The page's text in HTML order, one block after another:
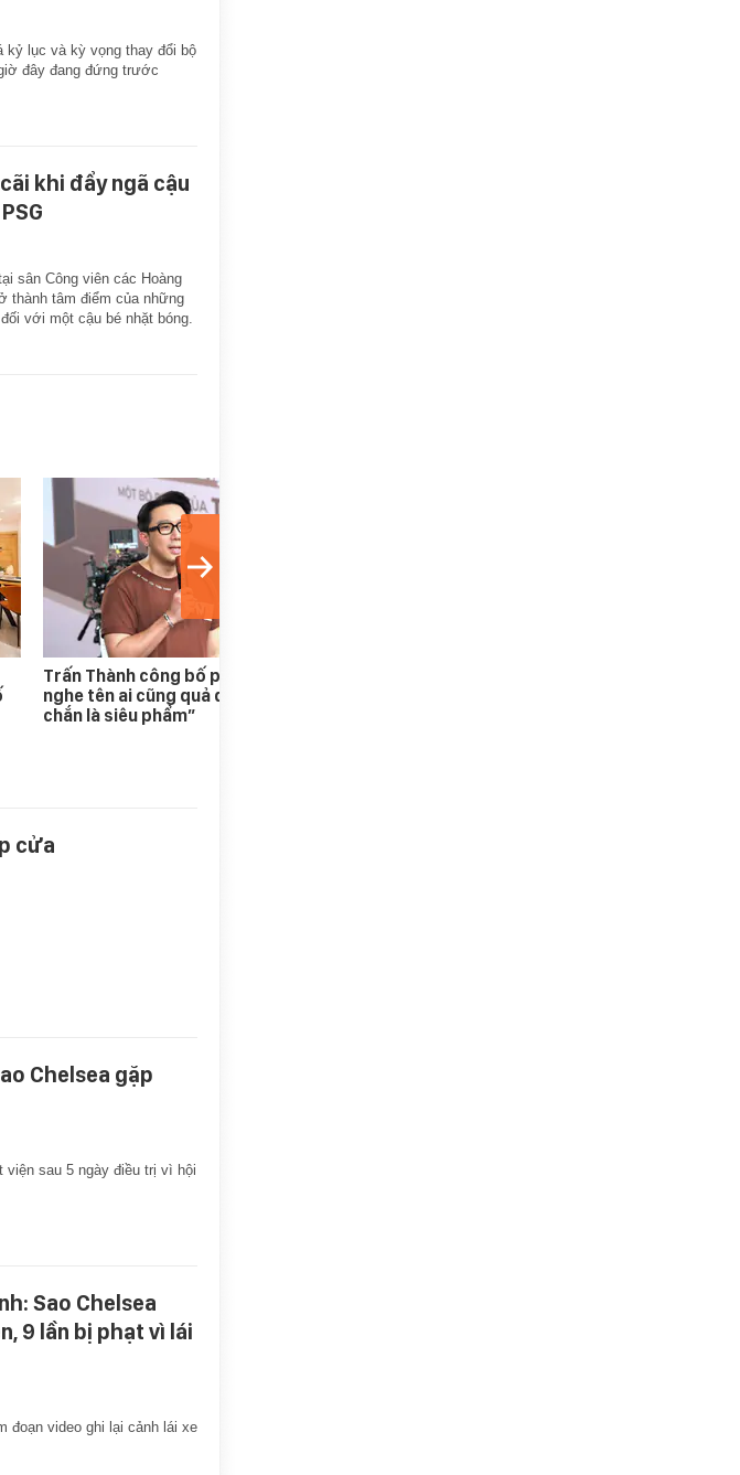
kỷ lục và kỳ vọng thay đổi bộ
đây đang đứng trước
khi đẩy ngã cậu
sân Công viên các Hoàng
thành tâm điểm của những
với một cậu bé nhặt bóng.
Trấn Thành công bố phim Tết 2027,
nghe tên ai cũng quả quyết “chắc
chắn là siêu phẩm”
cửa
Chelsea gặp
sau 5 ngày điều trị vì hội
Sao Chelsea
9 lần bị phạt vì lái
đoạn video ghi lại cảnh lái xe